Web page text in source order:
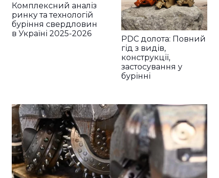
Комплексний аналіз
ринку та технологій
буріння свердловин
в Україні 2025-2026
PDC долота: Повний
гід з видів,
конструкції,
застосування у
бурінні